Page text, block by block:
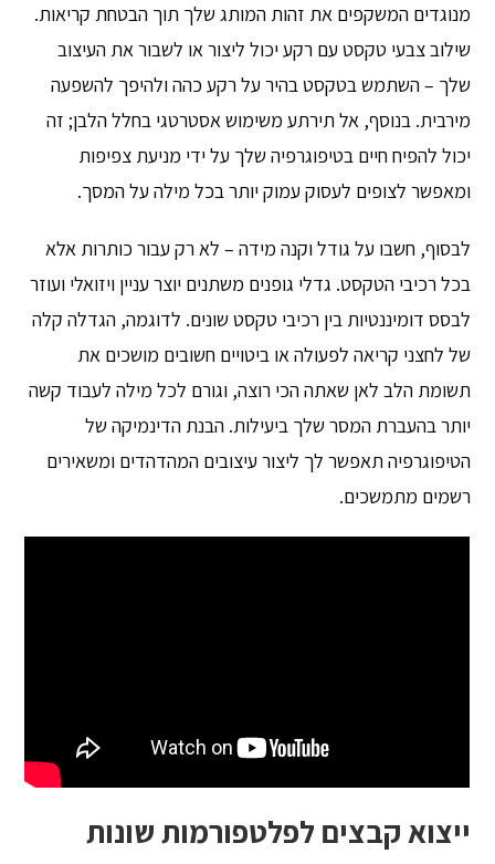
מנוגדים המשקפים את זהות המותג שלך תוך הבטחת קריאות.
שילוב צבעי טקסט עם רקע יכול ליצור או לשבור את העיצוב
שלך – השתמש בטקסט בהיר על רקע כהה ולהיפך להשפעה
מירבית. בנוסף, אל תירתע משימוש אסטרטגי בחלל הלבן; זה
יכול להפיח חיים בטיפוגרפיה שלך על ידי מניעת צפיפות
ומאפשר לצופים לעסוק עמוק יותר בכל מילה על המסך.
לבסוף, חשבו על גודל וקנה מידה – לא רק עבור כותרות אלא
בכל רכיבי הטקסט. גדלי גופנים משתנים יוצר עניין ויזואלי ועוזר
לבסס דומיננטיות בין רכיבי טקסט שונים. לדוגמה, הגדלה קלה
של לחצני קריאה לפעולה או ביטויים חשובים מושכים את
תשומת הלב לאן שאתה הכי רוצה, וגורם לכל מילה לעבוד קשה
יותר בהעברת המסר שלך ביעילות. הבנת הדינמיקה של
הטיפוגרפיה תאפשר לך ליצור עיצובים המהדהדים ומשאירים
רשמים מתמשכים.
ייצוא קבצים לפלטפורמות שונות